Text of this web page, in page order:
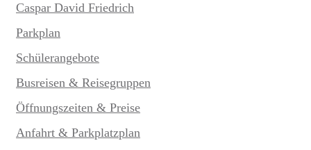
Caspar David Friedrich
Parkplan
Schülerangebote
Busreisen & Reisegruppen
Öffnungszeiten & Preise
Anfahrt & Parkplatzplan